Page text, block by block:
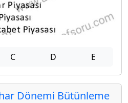
C D E
Dönemi Bütünleme